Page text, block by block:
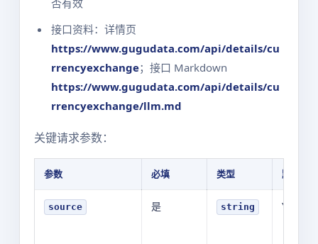
否有效
接口资料：详情页
https://www.gugudata.com/api/details/cu
rrencyexchange；接口 Markdown
https://www.gugudata.com/api/details/cu
rrencyexchange/llm.md
关键请求参数：
参数 必填 类型 默认值
source 是 string